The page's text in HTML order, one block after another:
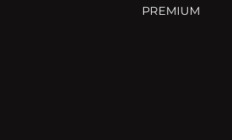
PREMIUM